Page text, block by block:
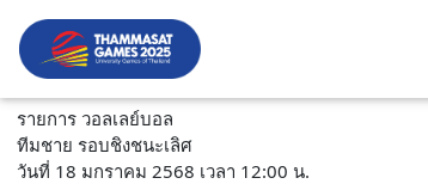
รายการ วอลเลย์บอล
ทีมชาย รอบชิงชนะเลิศ
วันที่ 18 มกราคม 2568 เวลา 12:00 น.